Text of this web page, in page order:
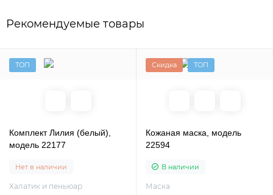
Рекомендуемые товары
ТОП
Комплект Лилия (белый),
модель 22177
Нет в наличии
Халатик и пеньюар
Скидка ТОП
Кожаная маска, модель
22594
В наличии
Маска